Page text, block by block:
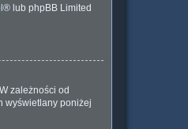
® lub phpBB Limited
zależności od
wyświetlany poniżej